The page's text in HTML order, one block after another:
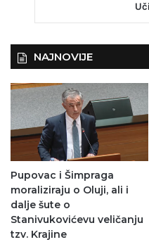
NAJNOVIJE
Pupovac i Šimpraga
moraliziraju o Oluji, ali i
dalje šute o
Stanivukovićevu veličanju
tzv. Krajine